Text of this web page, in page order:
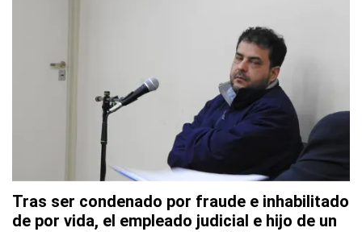
Tras ser condenado por fraude e inhabilitado
de por vida, el empleado judicial e hijo de un